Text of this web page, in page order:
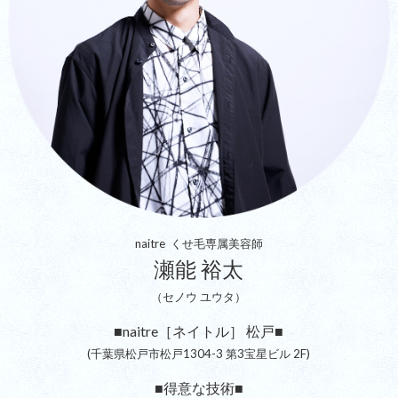
naitre くせ毛専属美容師
瀬能 裕太
（セノウ ユウタ）
■naitre［ネイトル］ 松戸■
(千葉県松戸市松戸1304-3 第3宝星ビル 2F)
■得意な技術■